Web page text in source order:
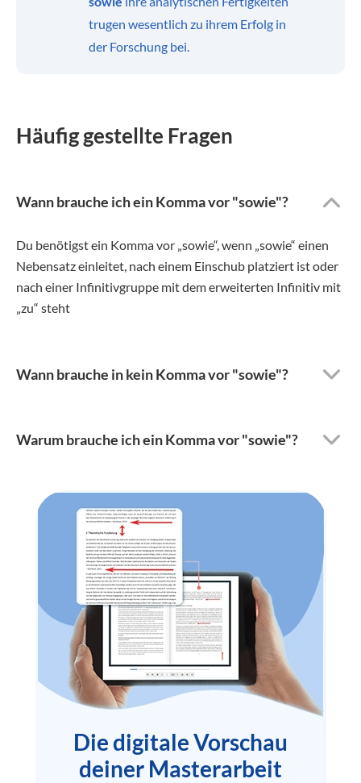
trugen wesentlich zu ihrem Erfolg in
der Forschung bei.
Häufig gestellte Fragen
Wann brauche ich ein Komma vor "sowie"?
Du benötigst ein Komma vor „sowie“, wenn „sowie“ einen
Nebensatz einleitet, nach einem Einschub platziert ist oder
nach einer Infinitivgruppe mit dem erweiterten Infinitiv mit
„zu“ steht
Wann brauche in kein Komma vor "sowie"?
Warum brauche ich ein Komma vor "sowie"?
Die digitale Vorschau
deiner Masterarbeit